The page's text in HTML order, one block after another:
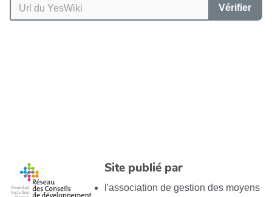
Vérifier
Site publié par
l'association de gestion des moyens